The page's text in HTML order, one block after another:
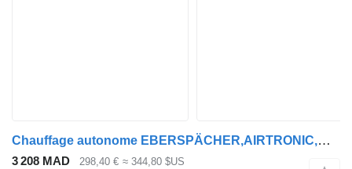
Chauffage autonome EBERSPÄCHER,AIRTRONIC,MAN TGX 24.400 (01.07-) 252463 DS4 pour tracteur routier MAN TGL, TGM, TGS, TGX (2005-2021)
3 208 MAD 298,40 € ≈ 344,80 $US